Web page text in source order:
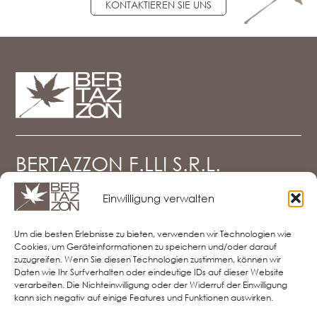
Einwilligung verwalten
Um die besten Erlebnisse zu bieten, verwenden wir Technologien wie
Cookies, um Geräteinformationen zu speichern und/oder darauf
zuzugreifen. Wenn Sie diesen Technologien zustimmen, können wir
Daten wie Ihr Surfverhalten oder eindeutige IDs auf dieser Website
verarbeiten. Die Nichteinwilligung oder der Widerruf der Einwilligung
kann sich negativ auf einige Features und Funktionen auswirken.
KONTAKTIEREN SIE UNS
BERTAZZON F.LLI S.R.L.
Via del Mercato, 19 - z.i. Falzé di Piave
31020 Sernaglia della Battaglia (TV)
Tel. e Fax0438.903080
info@bertazzon.net
Privacy Policy
Cookie Policy
Haftungsausschluss